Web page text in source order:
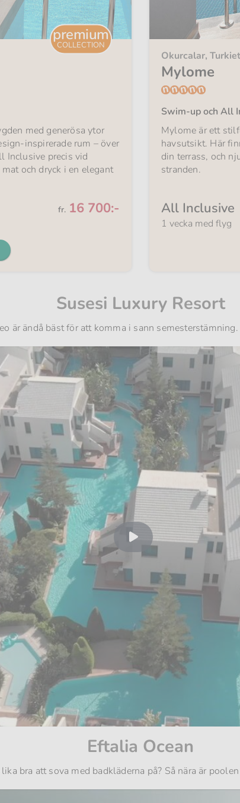
premium
COLLECTION
med generösa ytor
inspirerade rum – över
Inclusive precis vid
och dryck i en elegant
Från
fr. 16 700:-
Okurcalar, Turkiet
Mylome
Swim-up och All
Mylome är ett
havsutsikt. Här
din terrass, och
stranden.
All Inclusive
1 vecka med flyg
Susesi Luxury Resort
är ändå bäst för att komma i sann
Play
Video
Eftalia Ocean
lika bra att sova med badkläderna på? Så nära är